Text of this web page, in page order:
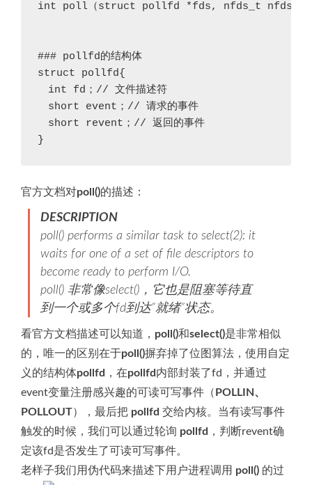
int poll（struct pollfd *fds, nfds_t nfds,
### pollfd的结构体
struct pollfd{
int fd；// 文件描述符
short event；// 请求的事件
short revent；// 返回的事件
}
官方文档对poll()的描述：
DESCRIPTION
poll() performs a similar task to select(2): it
waits for one of a set of file descriptors to
become ready to perform I/O.
poll() 非常像select()，它也是阻塞等待直
到一个或多个fd到达”就绪”状态。
看官方文档描述可以知道， poll()和select()是非常相似
的，唯一的区别在于poll()摒弃掉了位图算法，使用自定
义的结构体pollfd ，在pollfd 内部封装了fd，并通过
event变量注册感兴趣的可读可写事件（ POLLIN、
POLLOUT），最后把 pollfd 交给内核。当有读写事件
触发的时候，我们可以通过轮询 pollfd
，判断revent确
定该fd是否发生了可读可写事件。
老样子我们用伪代码来描述下用户进程调用 poll() 的过